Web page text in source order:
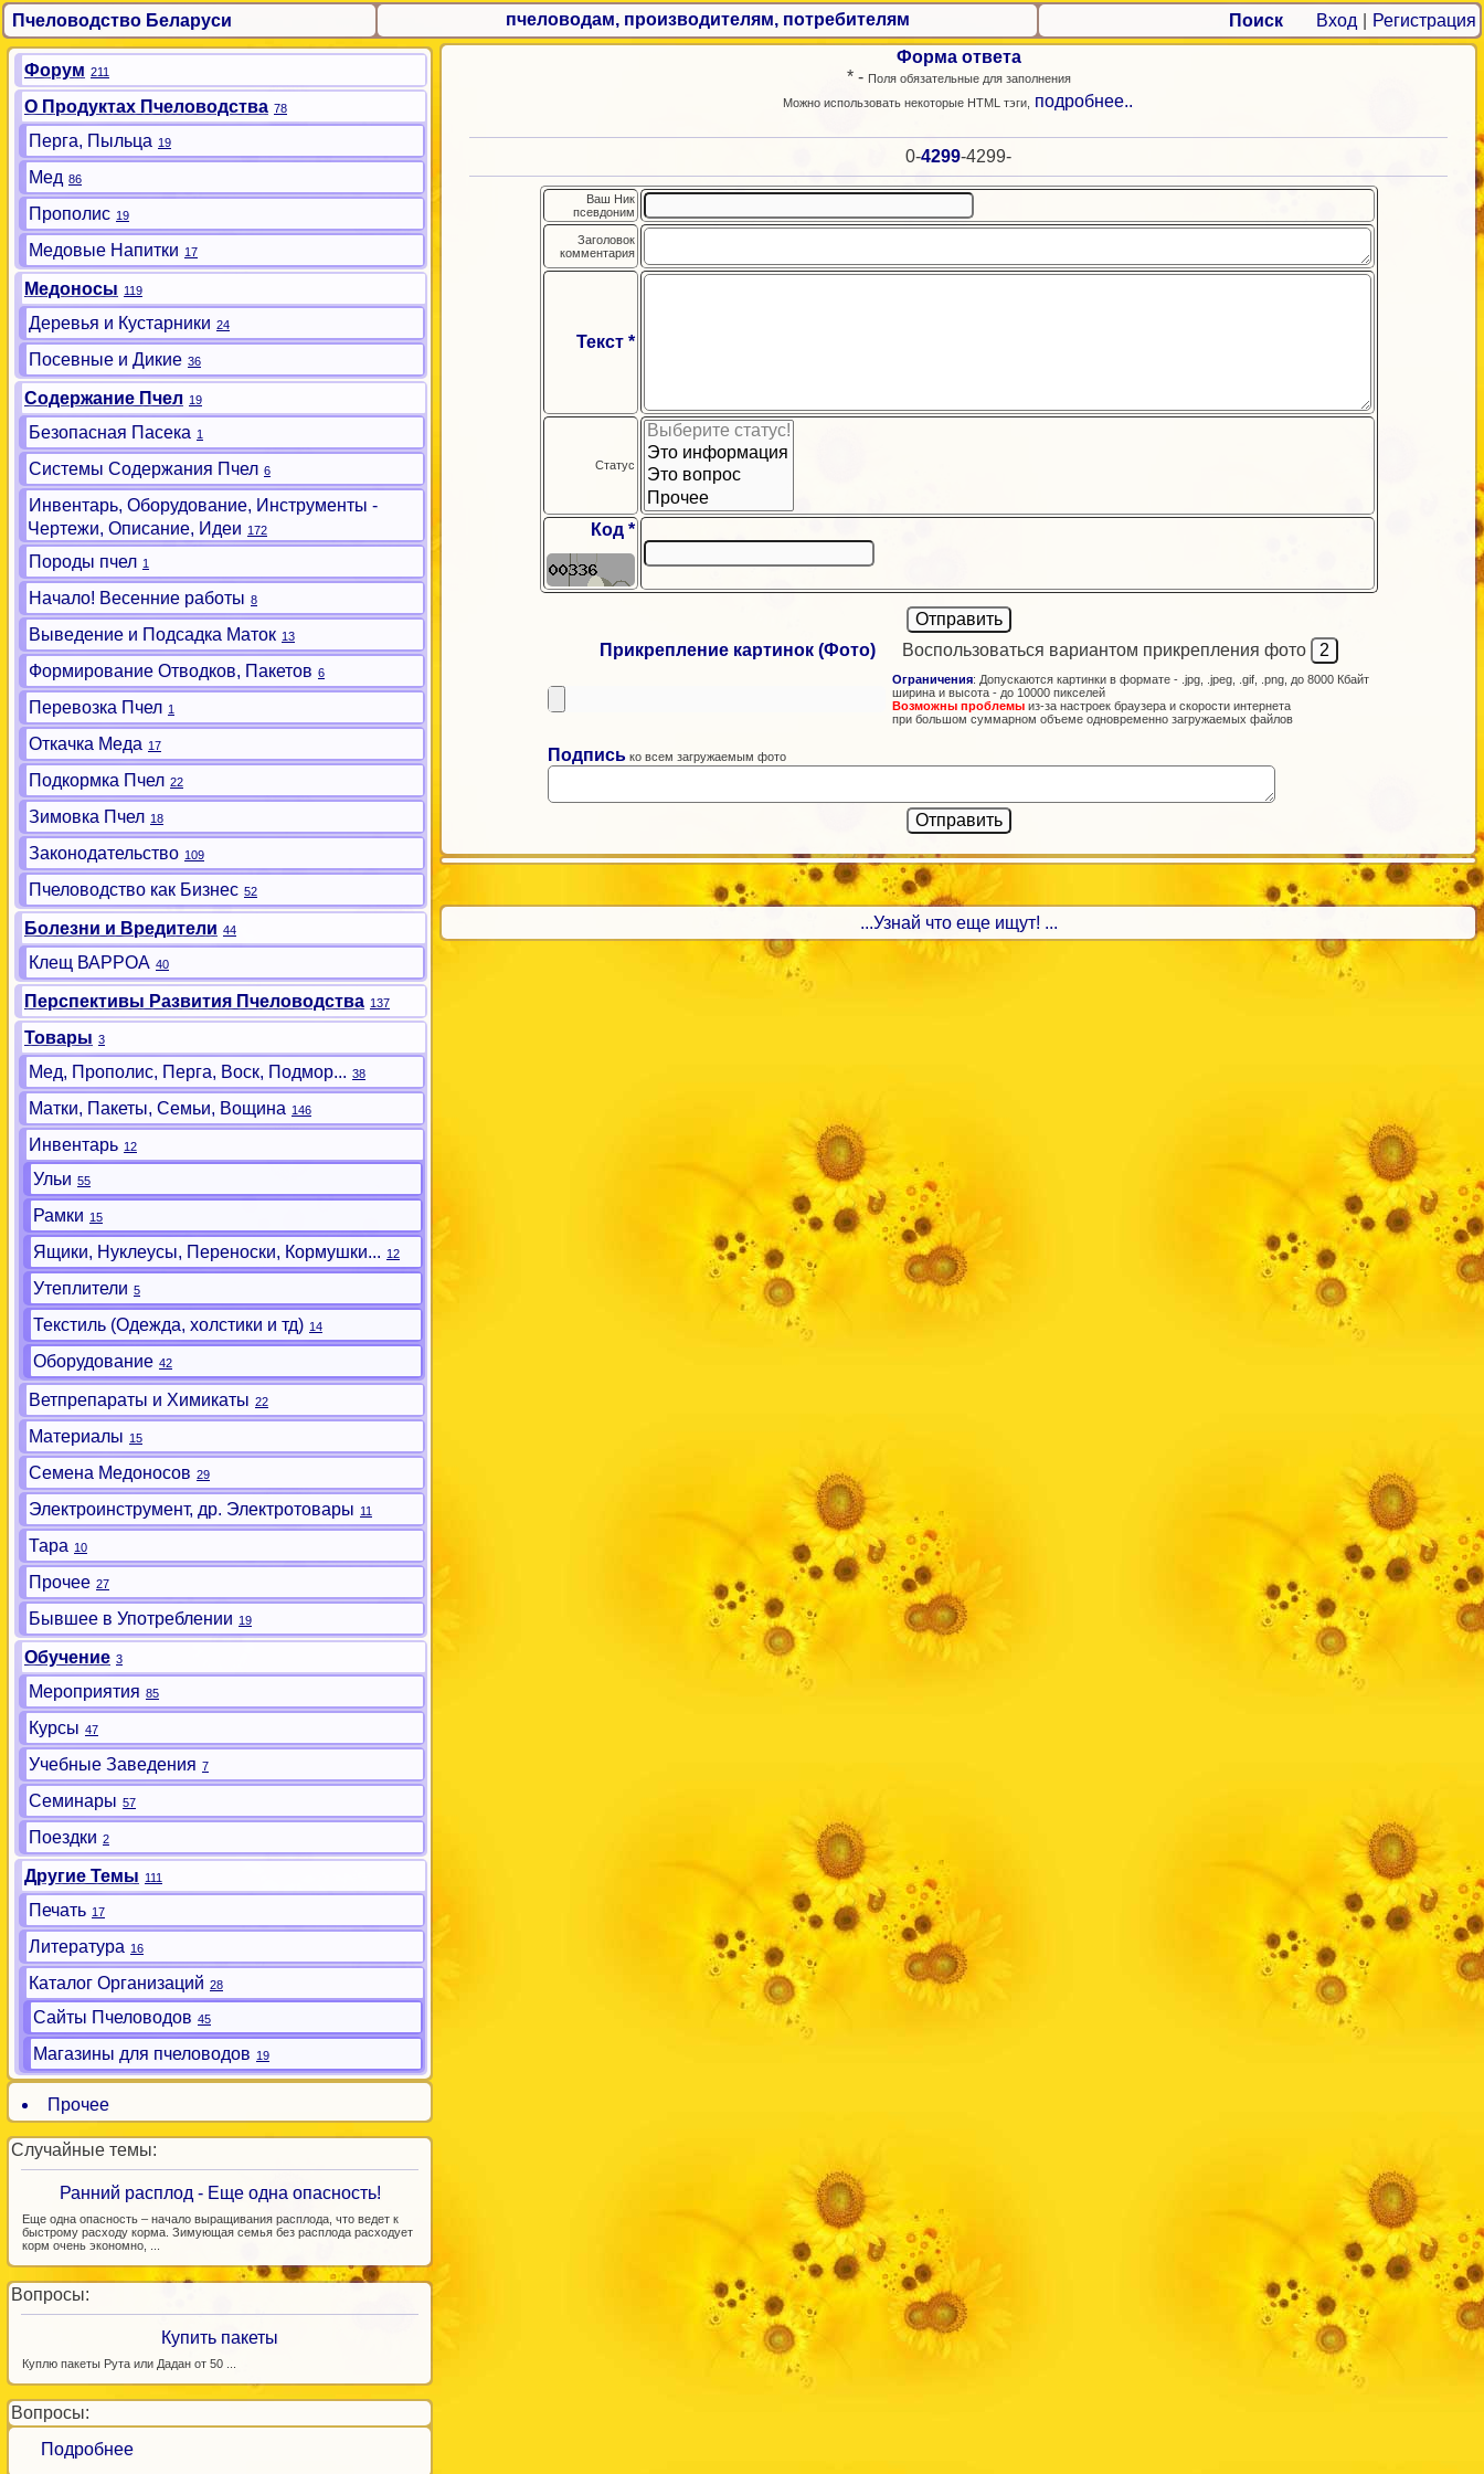
Пчеловодство Беларуси пчеловодам, производителям, потребителям Поиск Вход
Регистрация
Форма ответа
* - Поля обязательные для заполнения
Можно использовать некоторые HTML тэги,
подробнее..
0-4299-4299-
Ваш Ник
псевдоним
Заголовок
комментария
Текст *
Статус
Код *
Прикрепление картинок (Фото) Воспользоваться вариантом прикрепления фото
Ограничения: Допускаются картинки в формате - .jpg, .jpeg, .gif, .png, до 8000 Кбайт
ширина и высота - до 10000 пикселей
Возможны проблемы из-за настроек браузера и скорости интернета
при большом суммарном объеме одновременно загружаемых файлов
Подпись ко всем загружаемым фото
...Узнай что еще ищут! ...
Форум 211
О Продуктах Пчеловодства 78
Перга, Пыльца 19
Мед 86
Прополис 19
Медовые Напитки 17
Медоносы 119
Деревья и Кустарники 24
Посевные и Дикие 36
Содержание Пчел 19
Безопасная Пасека 1
Системы Содержания Пчел 6
Инвентарь, Оборудование, Инструменты -
Чертежи, Описание, Идеи 172
Породы пчел 1
Начало! Весенние работы 8
Выведение и Подсадка Маток 13
Формирование Отводков, Пакетов 6
Перевозка Пчел 1
Откачка Меда 17
Подкормка Пчел 22
Зимовка Пчел 18
Законодательство 109
Пчеловодство как Бизнес 52
Болезни и Вредители 44
Клещ ВАРРОА 40
Перспективы Развития Пчеловодства 137
Товары 3
Мед, Прополис, Перга, Воск, Подмор... 38
Матки, Пакеты, Семьи, Вощина 146
Инвентарь 12
Ульи 55
Рамки 15
Ящики, Нуклеусы, Переноски, Кормушки... 12
Утеплители 5
Текстиль (Одежда, холстики и тд) 14
Оборудование 42
Ветпрепараты и Химикаты 22
Материалы 15
Семена Медоносов 29
Электроинструмент, др. Электротовары 11
Тара 10
Прочее 27
Бывшее в Употреблении 19
Обучение 3
Мероприятия 85
Курсы 47
Учебные Заведения 7
Семинары 57
Поездки 2
Другие Темы 111
Печать 17
Литература 16
Каталог Организаций 28
Сайты Пчеловодов 45
Магазины для пчеловодов 19
Прочее
Случайные темы:
Ранний расплод - Еще одна опасность!
Еще одна опасность – начало выращивания расплода, что ведет к
быстрому расходу корма. Зимующая семья без расплода расходует
корм очень экономно, ...
Вопросы:
Купить пакеты
Куплю пакеты Рута или Дадан от 50 ...
Вопросы:
Подробнее